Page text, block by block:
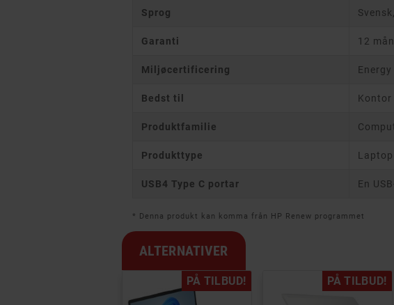
Sprog
Garanti 12
Miljøcertificering Energy
Bedst til Kontor
Produktfamilie
Produkttype Laptop
USB4 Type C portar En
* Denna produkt kan komma från HP Renew programmet
ALTERNATIVER
PÅ TILBUD! PÅ TILBUD!